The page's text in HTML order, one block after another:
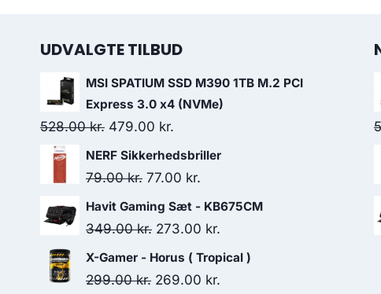
UDVALGTE TILBUD
MSI SPATIUM SSD M390 1TB M.2 PCI
Express 3.0 x4 (NVMe)
528.00kr. Original
price
was:
479.00 kr.
price
is:
NERF Sikkerhedsbriller
79.00kr. Original
price
was:
77.00 kr.
price
is:
Havit Gaming Sæt - KB675CM
349.00kr. Original
price
was:
273.00 kr.
price
X-Gamer - Horus ( Tropical )
299.00kr. Original
269.00 kr.